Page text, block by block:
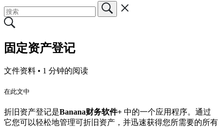
固定资产登记
文件资料 • 1 分钟的阅读
在此文中
折旧资产登记是Banana财务软件+ 中的一个应用程序。通过
它您可以轻松地管理可折旧资产，并迅速获得您所需要的所有